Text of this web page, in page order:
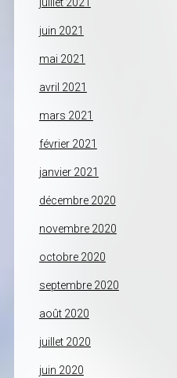
juillet 2021
juin 2021
mai 2021
avril 2021
mars 2021
février 2021
janvier 2021
décembre 2020
novembre 2020
octobre 2020
septembre 2020
août 2020
juillet 2020
juin 2020